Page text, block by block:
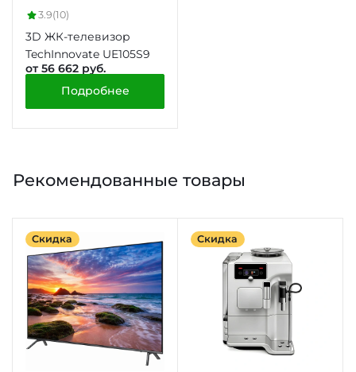
3.9(10)
3D ЖК-телевизор
TechInnovate UE105S9
от 56 662 руб.
Подробнее
Рекомендованные товары
Скидка Скидка